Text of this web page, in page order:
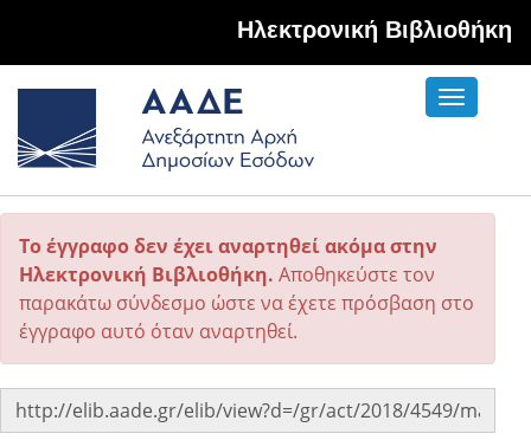
Hλεκτρονική Βιβλιοθήκη
Toggle
Το έγγραφο δεν έχει αναρτηθεί ακόμα στην
Ηλεκτρονική Βιβλιοθήκη. Αποθηκεύστε τον
παρακάτω σύνδεσμο ώστε να έχετε πρόσβαση στο
έγγραφο αυτό όταν αναρτηθεί.